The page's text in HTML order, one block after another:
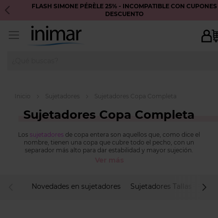
FLASH SIMONE PÉRÈLE 25% - INCOMPATIBLE CON CUPONES
DESCUENTO
Inicio Sujetadores Sujetadores Copa Completa
Sujetadores Copa Completa
Los sujetadores de copa entera son aquellos que, como dice el
nombre, tienen una copa que cubre todo el pecho, con un
separador más alto para dar estabilidad y mayor sujeción.
entera con la copa dividida en 2, ¡3 y hasta 4 partes! Echa un
Novedades en sujetadores Sujetadores Tallas